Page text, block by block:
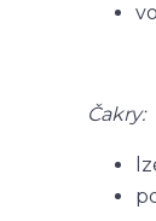
Čakry: